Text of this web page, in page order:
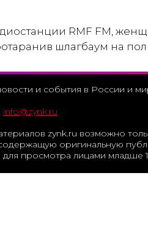
RMF FM,
шлагбаум на
и события в России и
info@zynk.ru
zynk.ru возможно
оригинальную
просмотра лицами младше